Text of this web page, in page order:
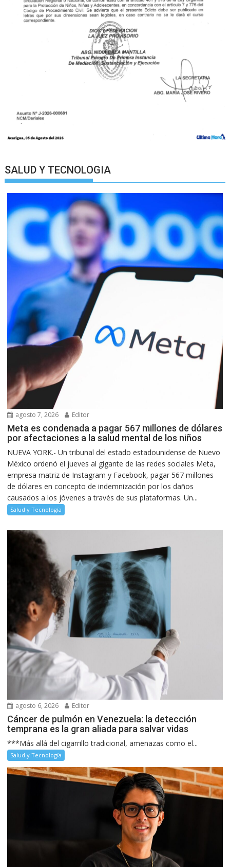
SALUD Y TECNOLOGIA
agosto 7, 2026 Editor
Meta es condenada a pagar 567 millones de dólares
por afectaciones a la salud mental de los niños
NUEVA YORK.- Un tribunal del estado estadounidense de Nuevo
México ordenó el jueves al gigante de las redes sociales Meta,
empresa matriz de Instagram y Facebook, pagar 567 millones
de dólares en concepto de indemnización por los daños
causados a los jóvenes a través de sus plataformas. Un...
Salud y Tecnología
agosto 6, 2026 Editor
Cáncer de pulmón en Venezuela: la detección
temprana es la gran aliada para salvar vidas
***Más allá del cigarrillo tradicional, amenazas como el...
Salud y Tecnología